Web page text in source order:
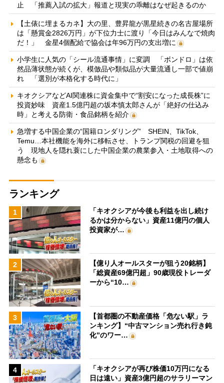
止 「推薦入試の拡大」報道と現実の乖離はなぜ起きるのか
【土俵に埋まるカネ】大の里、豊昇龍が黒星続きの名古屋場所
は「懸賞金2826万円」が下位力士に渡り「今日はみんなで焼肉
だ！」 金星4個配給で協会は年96万円の支出増に
小学生に人気の「シール流通事情」に変調 「ボンドロ」は依
然品薄状態が続くが、模倣品や類似品が大量流通し一部で値崩
れ 「選別が本格化する時代に」
キオクシアなどAI関連株に資金集中で“割安になった成長株”に
投資妙味 資産1.5億円超の坂本慎太郎さんが「絶好の仕込み
時」と考える防衛・食品銘柄を紹介
急増する中国企業の“国籍ロンダリング” SHEIN、TikTok、
Temu…本社機能を海外に移転させ、トランプ関税の回避を狙
う 現地人を隠れ蓑にした中国企業の農業参入・土地取得への
懸念も
ランキング
1
「キオクシアが今後も利益を出し続け
るかは分からない」資産11億円の個人
投資家が…
2
【億り人オールスターが狙う20銘柄】
「総資産69億円超」90歳現役トレーダ
ーから“10…
3
【首都圏の不動産価格「危ない駅」ラ
ンキング】“中古マンション売れ行き鈍
化”のワー…
4
「キオクシアが再び株価10万円になる
日は遠い」資産3億円超のサラリーマン